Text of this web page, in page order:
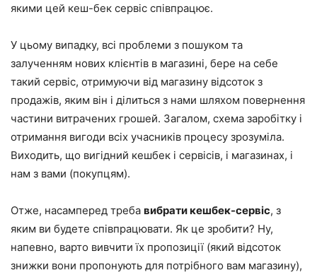
якими цей кеш-бек сервіс співпрацює.
У цьому випадку, всі проблеми з пошуком та
залученням нових клієнтів в магазині, бере на себе
такий сервіс, отримуючи від магазину відсоток з
продажів, яким він і ділиться з нами шляхом повернення
частини витрачених грошей. Загалом, схема заробітку і
отримання вигоди всіх учасників процесу зрозуміла.
Виходить, що вигідний кешбек і сервісів, і магазинах, і
нам з вами (покупцям).
Отже, насамперед треба вибрати кешбек-сервіс, з
яким ви будете співпрацювати. Як це зробити? Ну,
напевно, варто вивчити їх пропозиції (який відсоток
знижки вони пропонують для потрібного вам магазину),